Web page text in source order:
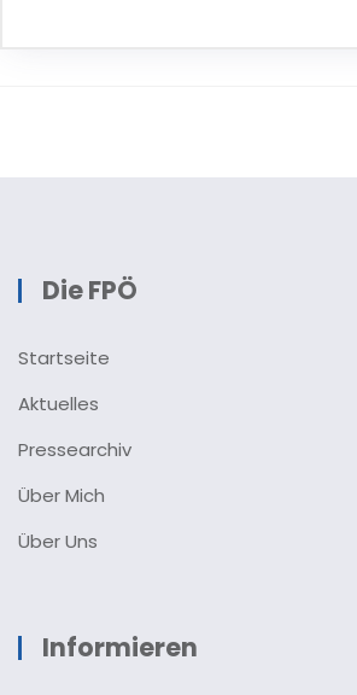
Die FPÖ
Startseite
Aktuelles
Pressearchiv
Über Mich
Über Uns
Informieren